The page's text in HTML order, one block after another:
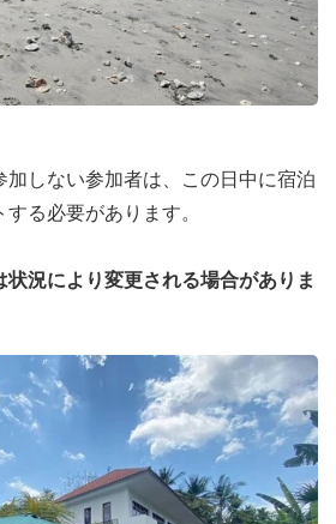
加しない参加者は、この日中に宿泊
る必要があります。
況により変更される場合がありま